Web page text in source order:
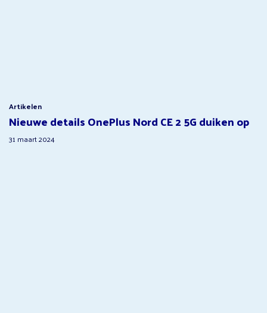
Artikelen
Nieuwe details OnePlus Nord CE 2 5G duiken op
31 maart 2024